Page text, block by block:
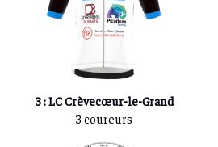
3 : LC Crèvecœur-le-Grand
3 coureurs